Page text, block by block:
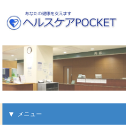
メニュー